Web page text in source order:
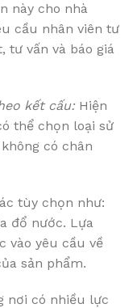
này cho nhà
cầu nhân viên tư
tư vấn và báo giá
kết cấu: Hiện
thể chọn loại sử
có chân
tùy chọn như:
đổ nước. Lựa
vào yêu cầu về
sản phẩm.
nơi có nhiều lực